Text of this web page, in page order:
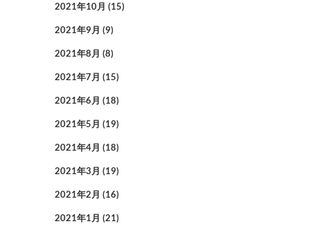
2021年10月 (15)
2021年9月 (9)
2021年8月 (8)
2021年7月 (15)
2021年6月 (18)
2021年5月 (19)
2021年4月 (18)
2021年3月 (19)
2021年2月 (16)
2021年1月 (21)